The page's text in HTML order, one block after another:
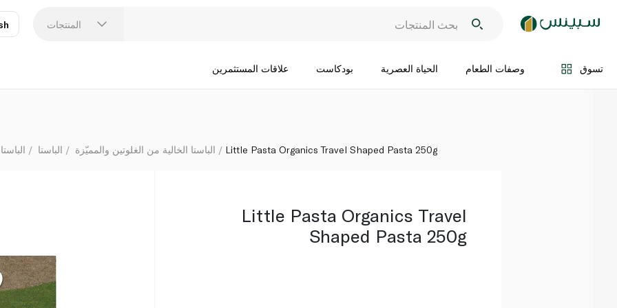
المنتجات
تسوق وصفات الطعام الحياة العصرية بودكاست علاقات المستثمرين
اضف الى السلة
الباستا الباستا الخالية من الغلوتين والمميّزة Little Pasta Organics Travel Shaped Pasta 250g
Little Pasta Organics Travel
Shaped Pasta 250g